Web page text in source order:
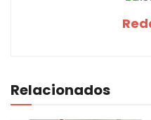
Relacionados